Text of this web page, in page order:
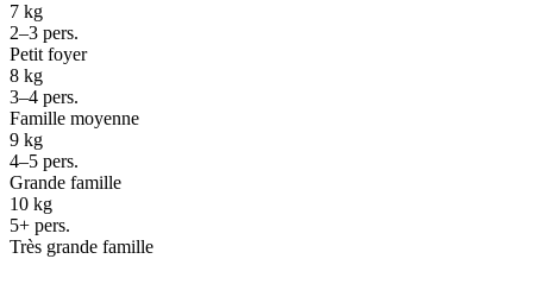
7 kg
2–3 pers.
Petit foyer
8 kg
3–4 pers.
Famille moyenne
9 kg
4–5 pers.
Grande famille
10 kg
5+ pers.
Très grande famille